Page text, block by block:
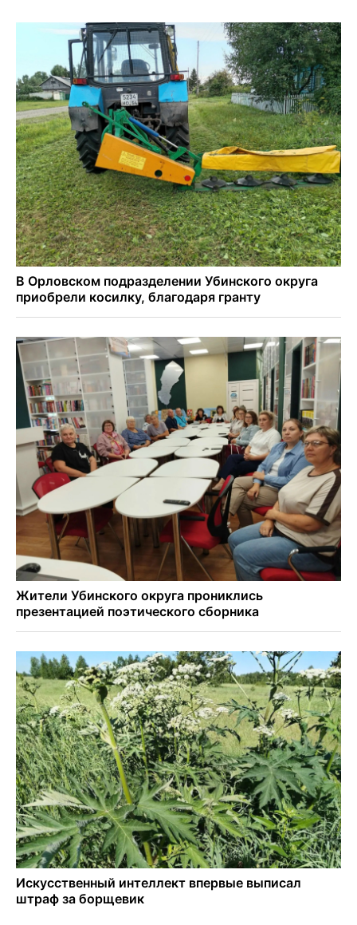
Знаменитый орангутан Бату отметил юбилей в
новосибирском зоопарке
Новосибирские хирурги спасли сердце восьмиклассницы
с донорским клапаном